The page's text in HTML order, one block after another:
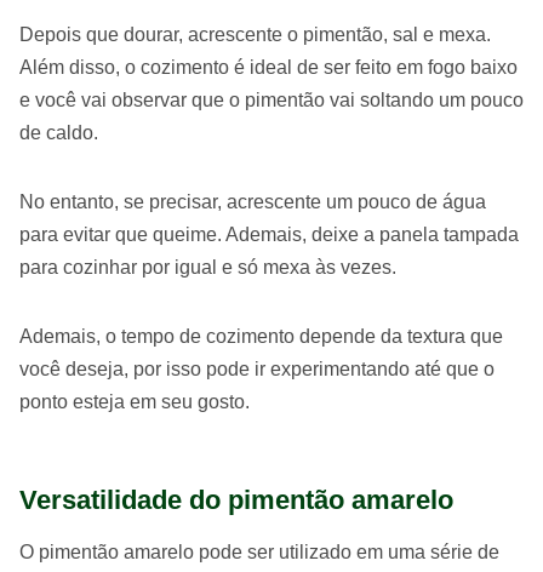
Depois que dourar, acrescente o pimentão, sal e mexa.
Além disso, o cozimento é ideal de ser feito em fogo baixo
e você vai observar que o pimentão vai soltando um pouco
de caldo.
No entanto, se precisar, acrescente um pouco de água
para evitar que queime. Ademais, deixe a panela tampada
para cozinhar por igual e só mexa às vezes.
Ademais, o tempo de cozimento depende da textura que
você deseja, por isso pode ir experimentando até que o
ponto esteja em seu gosto.
Versatilidade do pimentão amarelo
O pimentão amarelo pode ser utilizado em uma série de